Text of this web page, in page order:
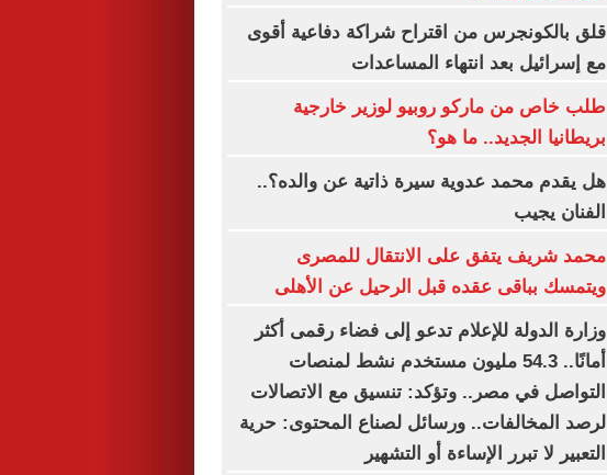
قلق بالكونجرس من اقتراح شراكة دفاعية أقوى
مع إسرائيل بعد انتهاء المساعدات
طلب خاص من ماركو روبيو لوزير خارجية
بريطانيا الجديد.. ما هو؟
هل يقدم محمد عدوية سيرة ذاتية عن والده؟..
الفنان يجيب
محمد شريف يتفق على الانتقال للمصرى
ويتمسك بباقى عقده قبل الرحيل عن الأهلى
وزارة الدولة للإعلام تدعو إلى فضاء رقمى أكثر
أمانًا.. 54.3 مليون مستخدم نشط لمنصات
التواصل في مصر.. وتؤكد: تنسيق مع الاتصالات
لرصد المخالفات.. ورسائل لصناع المحتوى: حرية
التعبير لا تبرر الإساءة أو التشهير